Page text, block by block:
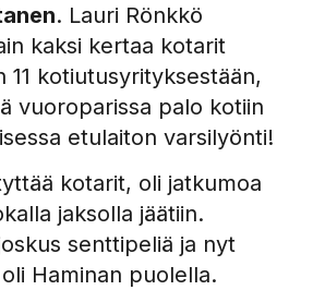
. Lauri Rönkkö
kaksi kertaa kotarit
11 kotiutusyrityksestään,
vuoroparissa palo kotiin
etulaiton varsilyönti!
kotarit, oli jatkumoa
jaksolla jäätiin.
senttipeliä ja nyt
Haminan puolella.